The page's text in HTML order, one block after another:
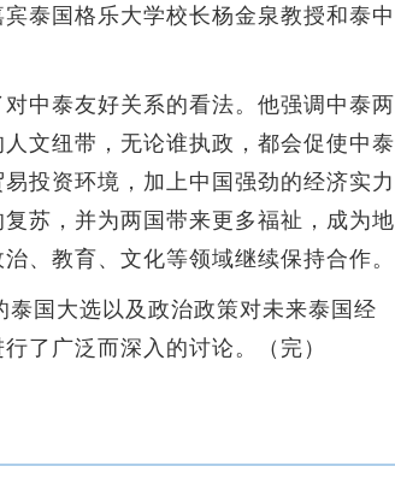
泰国格乐大学校长杨金泉教授和泰中
泰友好关系的看法。他强调中泰两
文纽带，无论谁执政，都会促使中泰
投资环境，加上中国强劲的经济实力
苏，并为两国带来更多福祉，成为地
、教育、文化等领域继续保持合作。
国大选以及政治政策对未来泰国经
了广泛而深入的讨论。（完）